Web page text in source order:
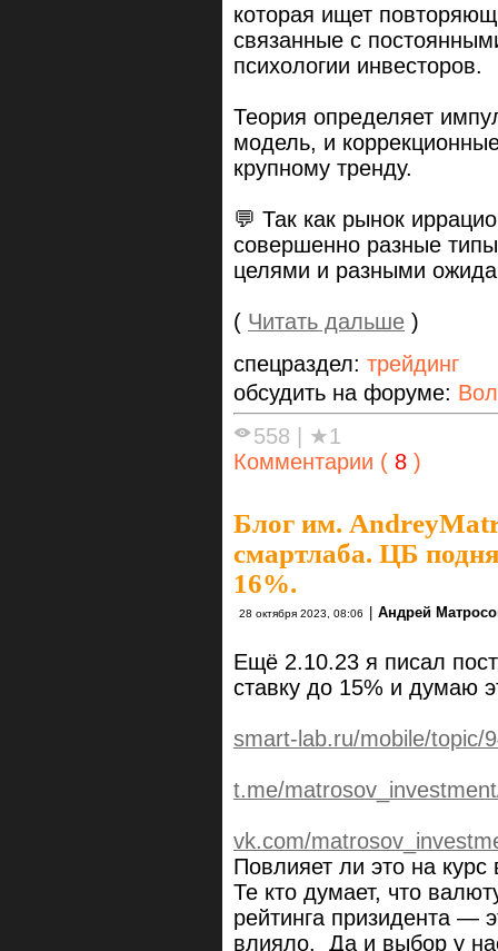
которая ищет
связанные с
психологии инвесторов.
Теория определяет
модель, и
крупному тренду.
💬 Так как рынок
совершенно разные
целями и разными
( Читать дальше )
спецраздел: трейдинг
обсудить на форуме:
558
★1
Комментарии ( 8 )
Блог им.
смартлаба. ЦБ
16%.
28 октября 2023, 08:06 Андрей
Ещё 2.10.23 я писал
ставку до 15% и думаю
smart-lab.ru/mobile/topic/
t.me/
vk.com/
Повлияет ли это на
Те кто думает, что
рейтинга призидента —
влияло. Да и выбор у